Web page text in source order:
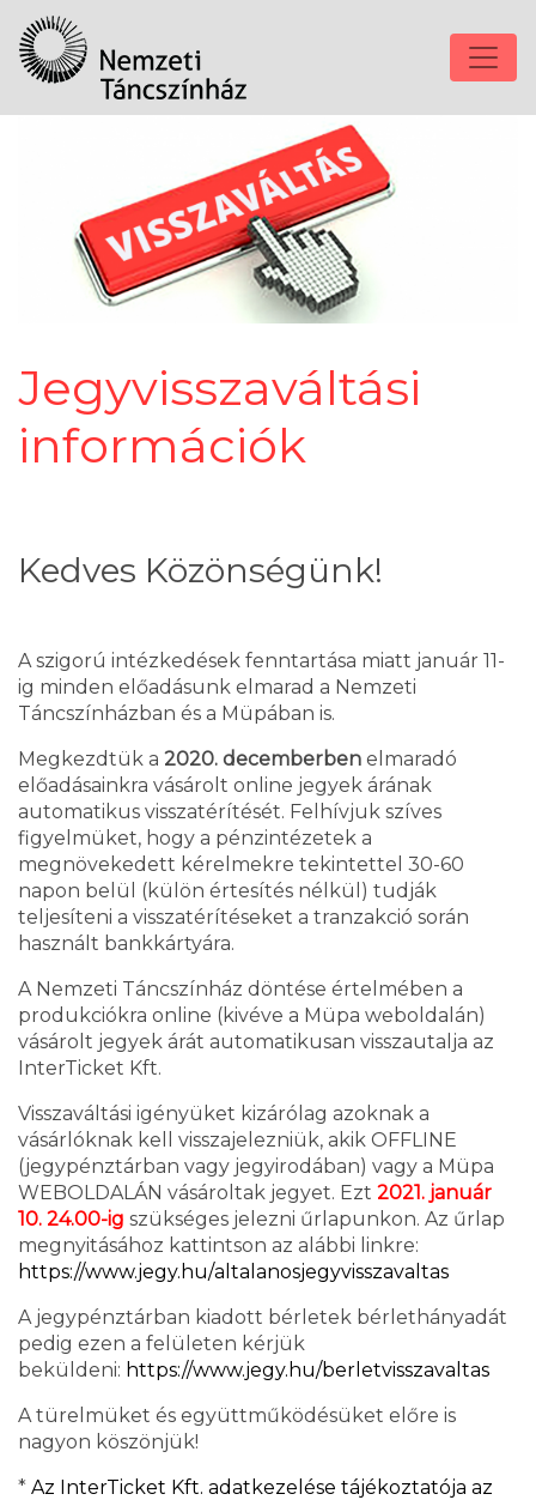
Jegyvisszaváltási
információk
Kedves Közönségünk!
A szigorú intézkedések fenntartása miatt január 11-
ig minden előadásunk elmarad a Nemzeti
Táncszínházban és a Müpában is.
Megkezdtük a 2020. decemberben elmaradó
előadásainkra vásárolt online jegyek árának
automatikus visszatérítését. Felhívjuk szíves
figyelmüket, hogy a pénzintézetek a
megnövekedett kérelmekre tekintettel 30-60
napon belül (külön értesítés nélkül) tudják
teljesíteni a visszatérítéseket a tranzakció során
használt bankkártyára.
A Nemzeti Táncszínház döntése értelmében a
produkciókra online (kivéve a Müpa weboldalán)
vásárolt jegyek árát automatikusan visszautalja az
InterTicket Kft.
Visszaváltási igényüket kizárólag azoknak a
vásárlóknak kell visszajelezniük, akik OFFLINE
(jegypénztárban vagy jegyirodában) vagy a Müpa
WEBOLDALÁN vásároltak jegyet. Ezt 2021. január
10. 24.00-ig szükséges jelezni űrlapunkon. Az űrlap
megnyitásához kattintson az alábbi linkre:
https://www.jegy.hu/altalanosjegyvisszavaltas
A jegypénztárban kiadott bérletek bérlethányadát
pedig ezen a felületen kérjük
beküldeni: https://www.jegy.hu/berletvisszavaltas
A türelmüket és együttműködésüket előre is
nagyon köszönjük!
* Az InterTicket Kft. adatkezelése tájékoztatója az